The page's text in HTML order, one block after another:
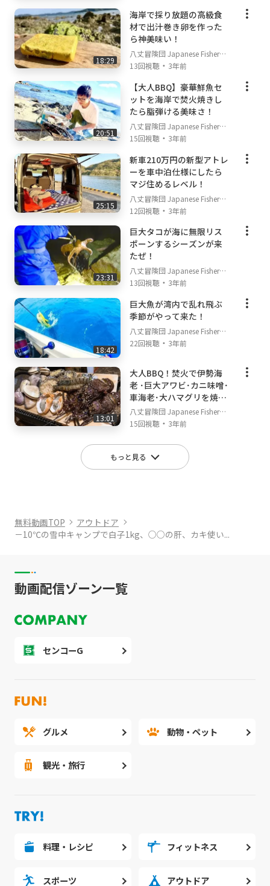
18:29
海岸で採り放題の高級食
材で出汁巻き卵を作った
ら神美味い！
八丈冒険団 Japanese Fisherm
an's TV
13回視聴 ・ 3年前
20:51
【大人BBQ】豪華鮮魚セ
ットを海岸で焚火焼きし
たら脂弾ける美味さ！
八丈冒険団 Japanese Fisherm
an's TV
15回視聴 ・ 3年前
25:15
新車210万円の新型アトレ
ーを車中泊仕様にしたら
マジ住めるレベル！
八丈冒険団 Japanese Fisherm
an's TV
12回視聴 ・ 3年前
23:31
巨大タコが海に無限リス
ポーンするシーズンが来
たぜ！
八丈冒険団 Japanese Fisherm
an's TV
13回視聴 ・ 3年前
18:42
巨大魚が湾内で乱れ飛ぶ
季節がやって来た！
八丈冒険団 Japanese Fisherm
an's TV
22回視聴 ・ 3年前
13:01
大人BBQ！焚火で伊勢海
老 ･巨大アワビ･カニ味噌･
車海老･大ハマグリを焼い
て食う！
八丈冒険団 Japanese Fisherm
an's TV
15回視聴 ・ 3年前
もっと見る
無料動画TOP
アウトドア
－10℃の雪中キャンプで白子1kg、○○の肝、カキ使い...
動画配信ゾーン一覧
センコーG
グルメ 動物・ペット
観光・旅行
料理・レシピ フィットネス
スポーツ アウトドア